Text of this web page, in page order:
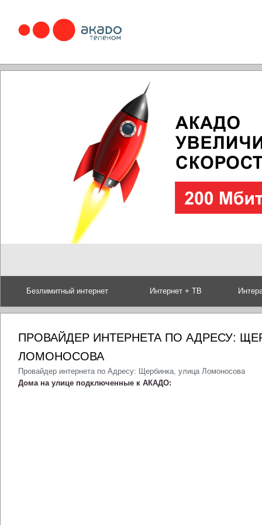
Безлимитный интернет Интернет + ТВ
ПРОВАЙДЕР ИНТЕРНЕТА ПО АДРЕСУ:
ЛОМОНОСОВА
Провайдер интернета по Адресу: Щербинка, улица Ломоносова
Дома на улице подключенные к АКАДО: